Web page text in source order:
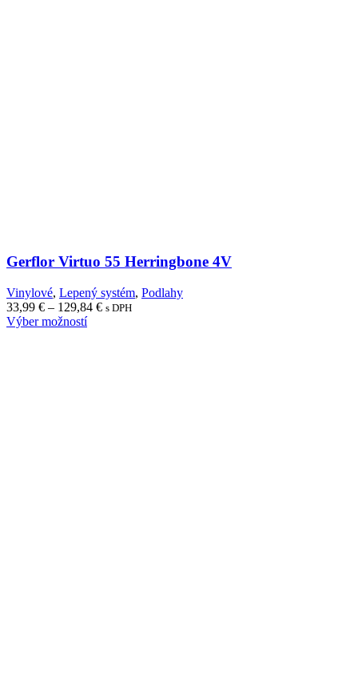
Gerflor Virtuo 55 Herringbone 4V
Vinylové, Lepený systém, Podlahy
33,99 € – 129,84 €Price
s DPH
Výber možností